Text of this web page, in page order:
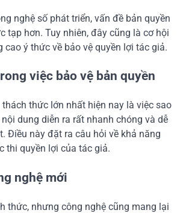
nghệ số phát triển, vấn đề bản quyền
tạp hơn. Tuy nhiên, đây cũng là cơ hội
cao ý thức về bảo vệ quyền lợi tác giả.
việc bảo vệ bản quyền
thức lớn nhất hiện nay là việc sao
dung diễn ra rất nhanh chóng và dễ
Điều này đặt ra câu hỏi về khả năng
thi quyền lợi của tác giả.
nghệ mới
thức, nhưng công nghệ cũng mang lại